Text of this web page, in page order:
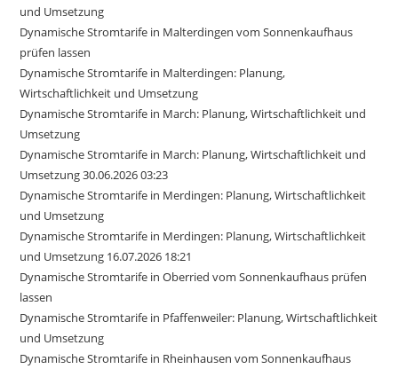
und Umsetzung
Dynamische Stromtarife in Malterdingen vom Sonnenkaufhaus
prüfen lassen
Dynamische Stromtarife in Malterdingen: Planung,
Wirtschaftlichkeit und Umsetzung
Dynamische Stromtarife in March: Planung, Wirtschaftlichkeit und
Umsetzung
Dynamische Stromtarife in March: Planung, Wirtschaftlichkeit und
Umsetzung 30.06.2026 03:23
Dynamische Stromtarife in Merdingen: Planung, Wirtschaftlichkeit
und Umsetzung
Dynamische Stromtarife in Merdingen: Planung, Wirtschaftlichkeit
und Umsetzung 16.07.2026 18:21
Dynamische Stromtarife in Oberried vom Sonnenkaufhaus prüfen
lassen
Dynamische Stromtarife in Pfaffenweiler: Planung, Wirtschaftlichkeit
und Umsetzung
Dynamische Stromtarife in Rheinhausen vom Sonnenkaufhaus